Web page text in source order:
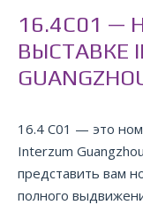
16.4C01 —
ВЫСТАВКЕ
16.4 С01 — это
Interzum
представить вам
полного